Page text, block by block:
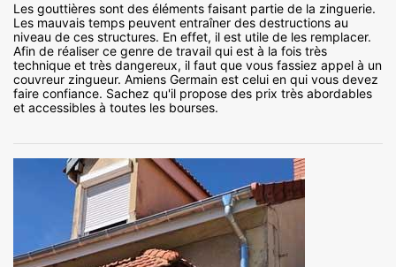
Les gouttières sont des éléments faisant partie de la zinguerie.
Les mauvais temps peuvent entraîner des destructions au
niveau de ces structures. En effet, il est utile de les remplacer.
Afin de réaliser ce genre de travail qui est à la fois très
technique et très dangereux, il faut que vous fassiez appel à un
couvreur zingueur. Amiens Germain est celui en qui vous devez
faire confiance. Sachez qu'il propose des prix très abordables
et accessibles à toutes les bourses.